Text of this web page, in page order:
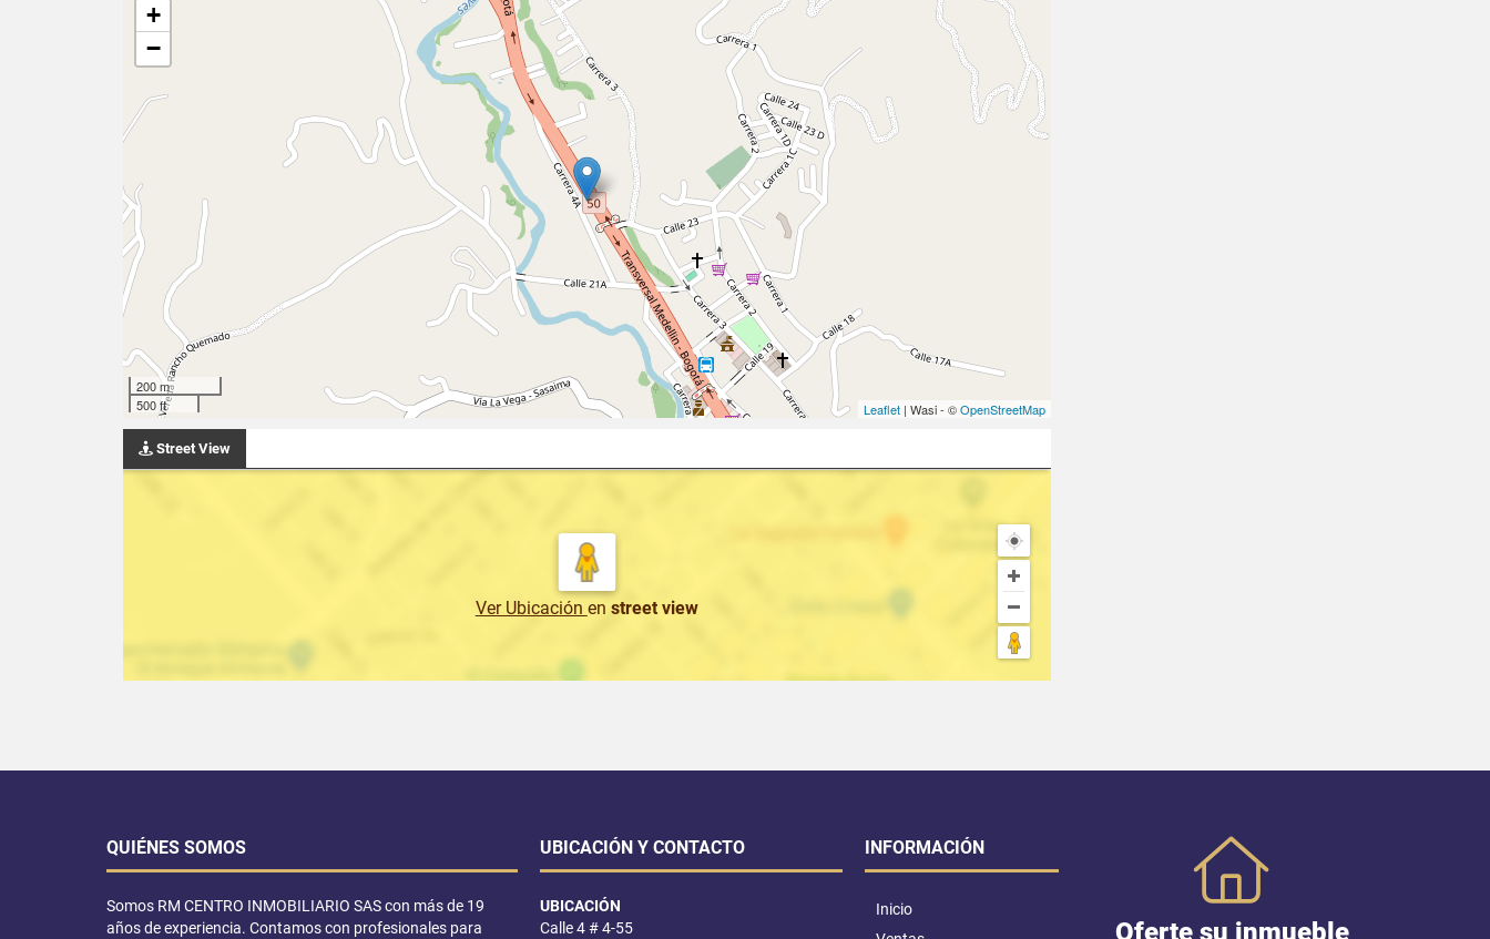
+
−
200 m
500 ft
Leaflet| Wasi - ©OpenStreetMap
Street View
Ver Ubicación en street view
QUIÉNES SOMOS
Somos RM CENTRO INMOBILIARIO SAS con más de 19
años de experiencia. Contamos con profesionales para
UBICACIÓN Y CONTACTO
UBICACIÓN
Calle 4 # 4-55
INFORMACIÓN
Inicio
Oferte su inmueble